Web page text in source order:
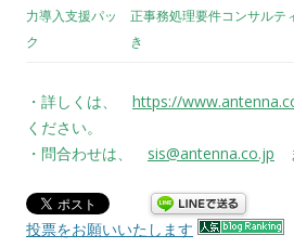
力導入支援パッ
ク
正事務処理要件コンサルテ
き
・詳しくは、 https://
ください。
・問合わせは、 sis@antenna.co.jp
投票をお願いいたします